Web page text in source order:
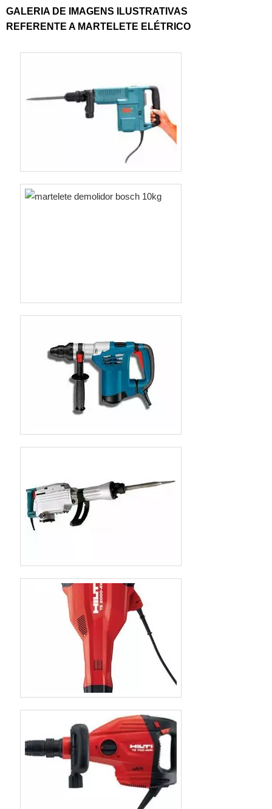
seu manual, sendo que qualquer
outro tipo de uso dos marteletes
podem ser inadequado. Com 50
desenvolvidos e testados n....
GALERIA DE IMAGENS ILUSTRATIVAS
REFERENTE A MARTELETE ELÉTRICO